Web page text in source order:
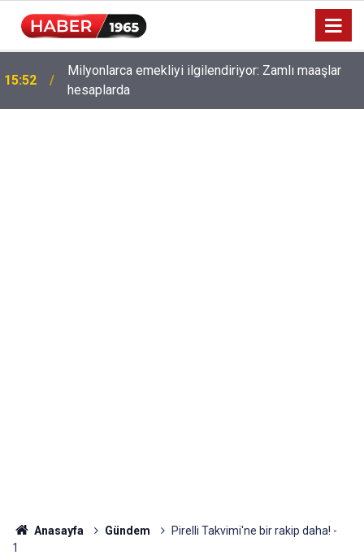
15:52
Milyonlarca emekliyi ilgilendiriyor: Zamlı maaşlar
hesaplarda
13:53
Fahiş fiyatlar nedeniyle işletmelere 101 milyon lira
ceza!
Anasayfa Gündem
Pirelli Takvimi'ne bir rakip daha! -
1